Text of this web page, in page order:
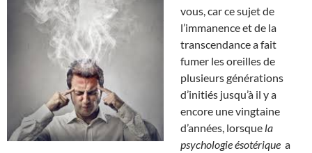
vous, car ce sujet de
l’immanence et de la
transcendance a fait
fumer les oreilles de
plusieurs générations
d’initiés jusqu’à il y a
encore une vingtaine
d’années, lorsque la
psychologie ésotérique a